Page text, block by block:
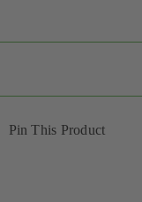
Pin This Product